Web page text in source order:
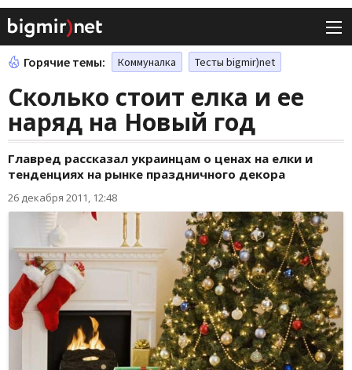
Горячие темы: Коммуналка Тесты bigmir)net
Сколько стоит елка и ее
наряд на Новый год
Главред рассказал украинцам о ценах на елки и
тенденциях на рынке праздничного декора
26 декабря 2011, 12:48